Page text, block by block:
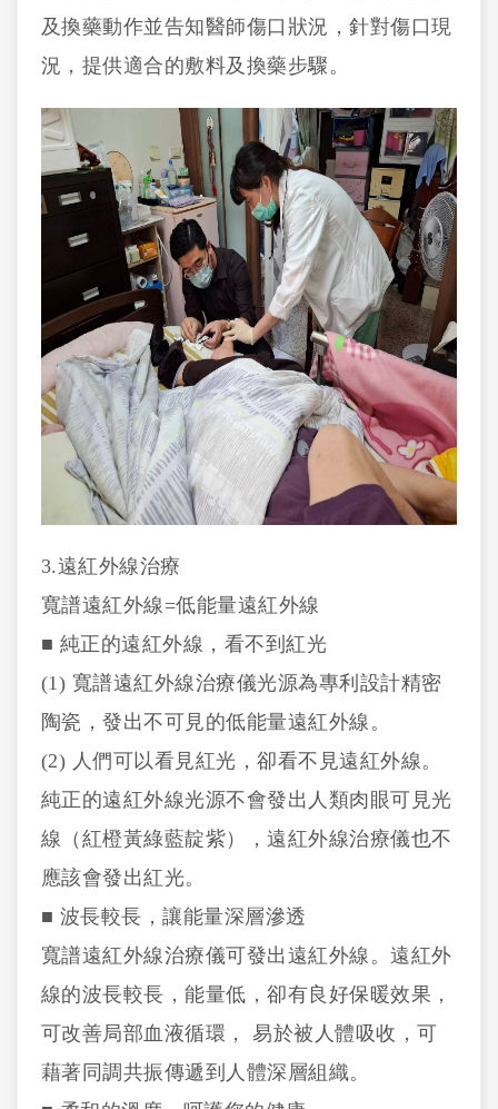
及換藥動作並告知醫師傷口狀況，針對傷口現
況，提供適合的敷料及換藥步驟。
3.遠紅外線治療
寬譜遠紅外線=低能量遠紅外線
■ 純正的遠紅外線，看不到紅光
(1) 寬譜遠紅外線治療儀光源為專利設計精密
陶瓷，發出不可見的低能量遠紅外線。
(2) 人們可以看見紅光，卻看不見遠紅外線。
純正的遠紅外線光源不會發出人類肉眼可見光
線（紅橙黃綠藍靛紫），遠紅外線治療儀也不
應該會發出紅光。
■ 波長較長，讓能量深層滲透
寬譜遠紅外線治療儀可發出遠紅外線。遠紅外
線的波長較長，能量低，卻有良好保暖效果，
可改善局部血液循環， 易於被人體吸收，可
藉著同調共振傳遞到人體深層組織。